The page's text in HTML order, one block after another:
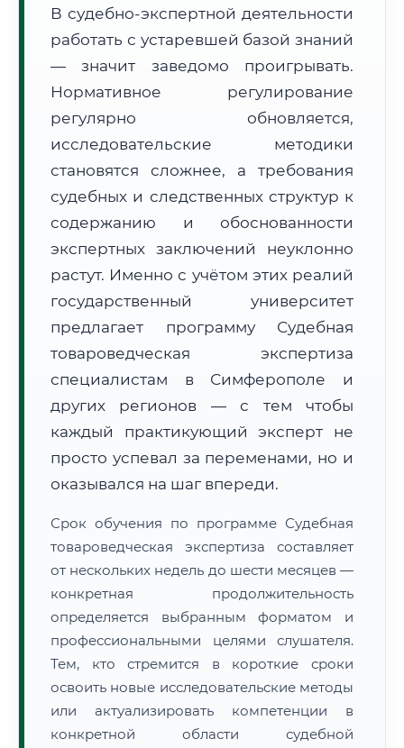
Формат учебы:
Дистанционно
🗺️ Зона обслуживания: г. Симферополь
Расчет логистики оригиналов:
• Маршрут транзита: ~3 582 км
• Экспресс-доставка СДЭК / Почтой:
5–7 рабочих дней
📜 Документы и аккредитация ФИС ФРДО
🔍Нажмите на документ для увеличения и просмотра
В судебно-экспертной деятельности
работать с устаревшей базой знаний
— значит заведомо проигрывать.
Нормативное регулирование
регулярно обновляется,
исследовательские методики
становятся сложнее, а требования
судебных и следственных структур к
содержанию и обоснованности
экспертных заключений неуклонно
растут. Именно с учётом этих реалий
государственный университет
предлагает программу Судебная
товароведческая экспертиза
специалистам в Симферополе и
других регионов — с тем чтобы
каждый практикующий эксперт не
просто успевал за переменами, но и
оказывался на шаг впереди.
Срок обучения по программе Судебная
товароведческая экспертиза составляет
от нескольких недель до шести месяцев —
конкретная продолжительность
определяется выбранным форматом и
профессиональными целями слушателя.
Тем, кто стремится в короткие сроки
освоить новые исследовательские методы
или актуализировать компетенции в
конкретной области судебной